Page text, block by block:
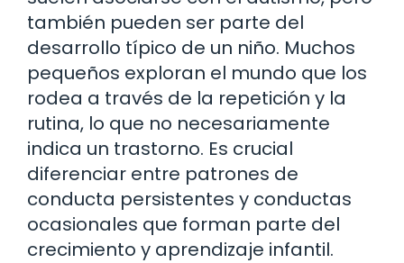
también pueden ser parte del
desarrollo típico de un niño. Muchos
pequeños exploran el mundo que los
rodea a través de la repetición y la
rutina, lo que no necesariamente
indica un trastorno. Es crucial
diferenciar entre patrones de
conducta persistentes y conductas
ocasionales que forman parte del
crecimiento y aprendizaje infantil.